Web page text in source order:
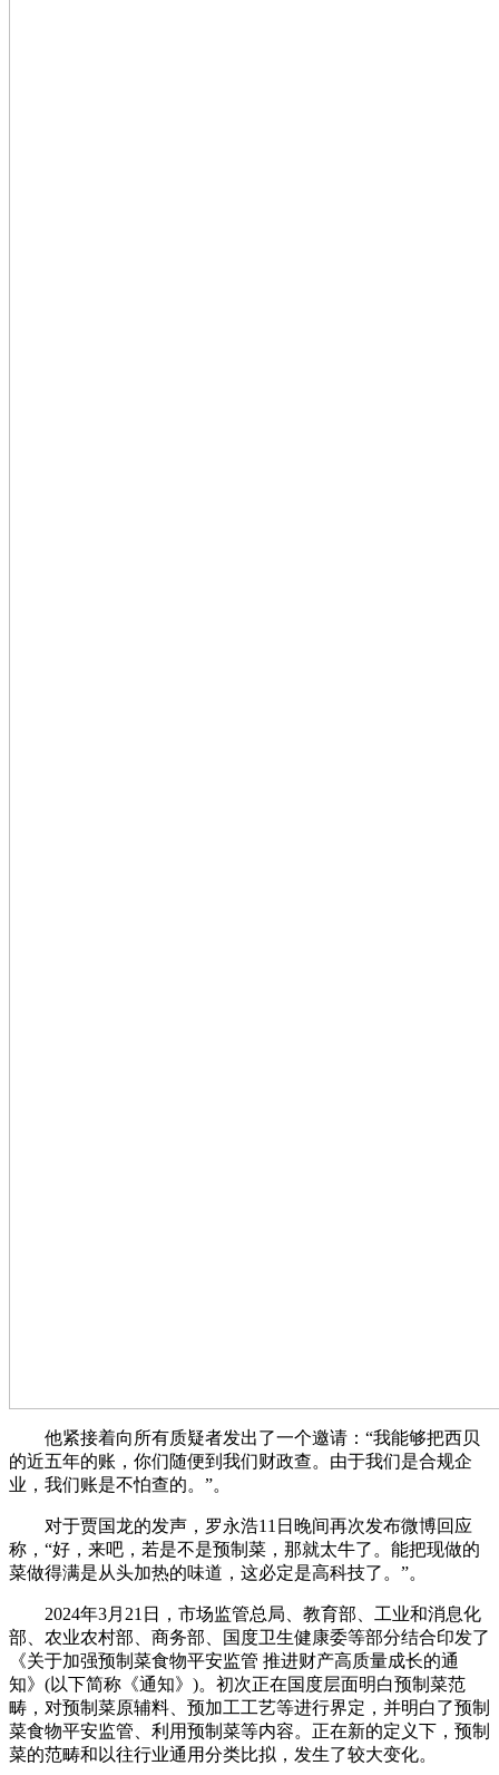
他紧接着向所有质疑者发出了一个邀请：“我能够把西贝
的近五年的账，你们随便到我们财政查。由于我们是合规企
业，我们账是不怕查的。”。
对于贾国龙的发声，罗永浩11日晚间再次发布微博回应
称，“好，来吧，若是不是预制菜，那就太牛了。能把现做的
菜做得满是从头加热的味道，这必定是高科技了。”。
2024年3月21日，市场监管总局、教育部、工业和消息化
部、农业农村部、商务部、国度卫生健康委等部分结合印发了
《关于加强预制菜食物平安监管 推进财产高质量成长的通
知》(以下简称《通知》)。初次正在国度层面明白预制菜范
畴，对预制菜原辅料、预加工工艺等进行界定，并明白了预制
菜食物平安监管、利用预制菜等内容。正在新的定义下，预制
菜的范畴和以往行业通用分类比拟，发生了较大变化。